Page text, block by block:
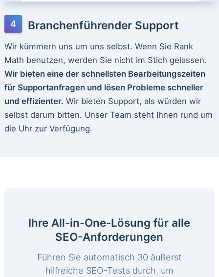
Branchenführender Support
Wir kümmern uns um uns selbst. Wenn Sie Rank
Math benutzen, werden Sie nicht im Stich gelassen.
Wir bieten eine der schnellsten Bearbeitungszeiten
für Supportanfragen und lösen Probleme schneller
und effizienter. Wir bieten Support, als würden wir
selbst darum bitten. Unser Team steht Ihnen rund um
die Uhr zur Verfügung.
Ihre All-in-One-Lösung für alle
SEO-Anforderungen
Führen Sie automatisch 30 äußerst
hilfreiche SEO-Tests durch, um